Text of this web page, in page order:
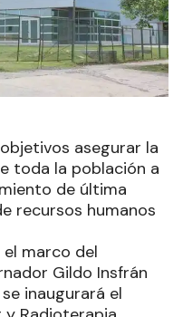
asegurar la
toda la población a
de última
recursos humanos
el marco del
Gildo Insfrán
inaugurará el